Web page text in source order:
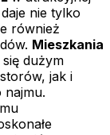
nie tylko
również
Mieszkania
się dużym
jak i
najmu.